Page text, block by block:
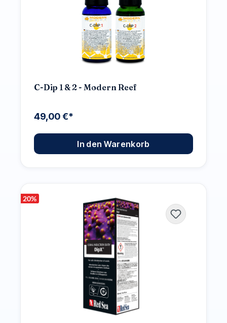
C-Dip 1 & 2 - Modern Reef
49,00 €*
In den Warenkorb
20%